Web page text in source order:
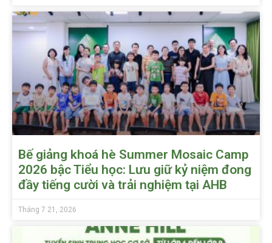
Bế giảng khoá hè Summer Mosaic Camp
2026 bậc Tiểu học: Lưu giữ kỷ niệm đong
đầy tiếng cười và trải nghiệm tại AHB
Tháng 7 21, 2026